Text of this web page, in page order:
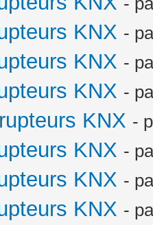
KNX -
KNX -
KNX -
KNX -
KNX -
KNX -
KNX -